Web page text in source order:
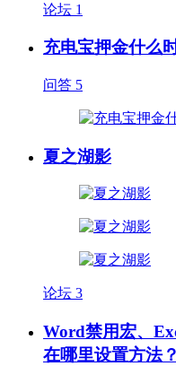
论坛 1
充电宝押金什么
问答 5
夏之湖影
论坛 3
Word禁用宏、
在哪里设置方法？